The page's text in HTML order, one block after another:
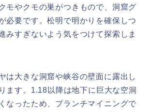
モやクモの巣がつきもので、洞窟グ
必要です。松明で明かりを確保しつ
みすぎないよう気をつけて探索しま
は大きな洞窟や峡谷の壁面に露出し
ます。1.18以降は地下に巨大な空洞
なったため、ブランチマイニングで